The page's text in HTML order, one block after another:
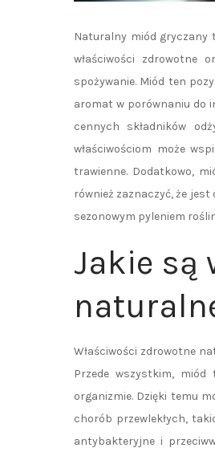
Naturalny miód gryczany
właściwości zdrowotne
spożywanie. Miód ten
aromat w porównaniu do
cennych składników
właściwościom może
trawienne. Dodatkowo,
również zaznaczyć, że
sezonowym pyleniem
Jakie są
Właściwości zdrowotne
Przede wszystkim,
organizmie. Dzięki temu
chorób przewlekłych,
antybakteryjne i